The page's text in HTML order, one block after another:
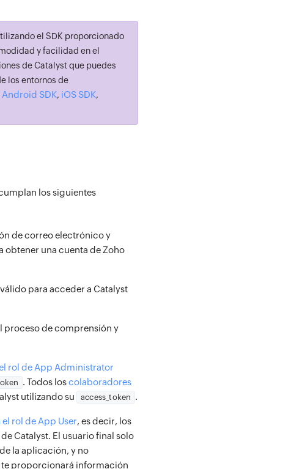
el SDK proporcionado
y facilidad en el
de Catalyst que puedes
los entornos de
Android SDK, iOS SDK,
los siguientes
de correo electrónico y
obtener una cuenta de Zoho
para acceder a Catalyst
proceso de comprensión y
rol de App Administrator
. Todos loscolaboradores
utilizando su access_token .
rol de App User, es decir, los
Catalyst. El usuario final solo
la aplicación, y no
te proporcionará información